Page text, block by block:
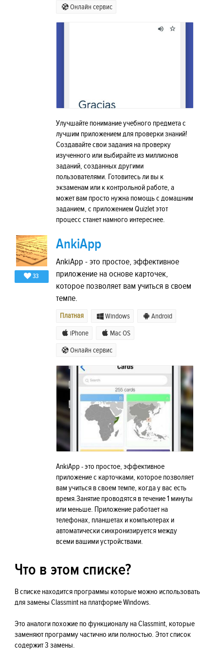
Онлайн сервис
Улучшайте понимание учебного предмета с
лучшим приложением для проверки знаний!
Создавайте свои задания на проверку
изученного или выбирайте из миллионов
заданий, созданных другими
пользователями. Готовитесь ли вы к
экзаменам или к контрольной работе, а
может вам просто нужна помощь с домашним
заданием, с приложением Quizlet этот
процесс станет намного интереснее.
33
AnkiApp
AnkiApp - это простое, эффективное
приложение на основе карточек,
которое позволяет вам учиться в своем
темпе.
Платная Windows Android
iPhone Mac OS
Онлайн сервис
AnkiApp - это простое, эффективное
приложение с карточками, которое позволяет
вам учиться в своем темпе, когда у вас есть
время.Занятие проводятся в течение 1 минуты
или меньше. Приложение работает на
телефонах, планшетах и компьютерах и
автоматически синхронизируется между
всеми вашими устройствами.
Что в этом списке?
В списке находится программы которые можно использовать
для замены Classmint на платформе Windows.
Это аналоги похожие по функционалу на Classmint, которые
заменяют программу частично или полностью. Этот список
содержит 3 замены.